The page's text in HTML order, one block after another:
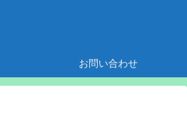
お問い合わせ